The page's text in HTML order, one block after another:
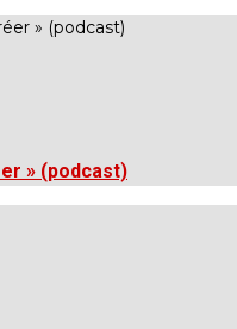
» (podcast)